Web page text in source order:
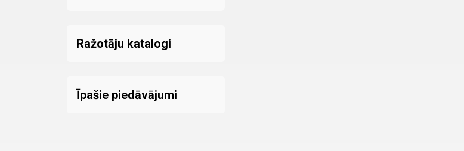
Ražotāju katalogi
Īpašie piedāvājumi